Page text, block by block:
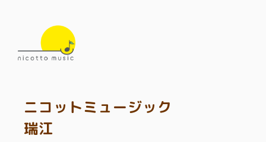
ニコットミュージック
瑞江